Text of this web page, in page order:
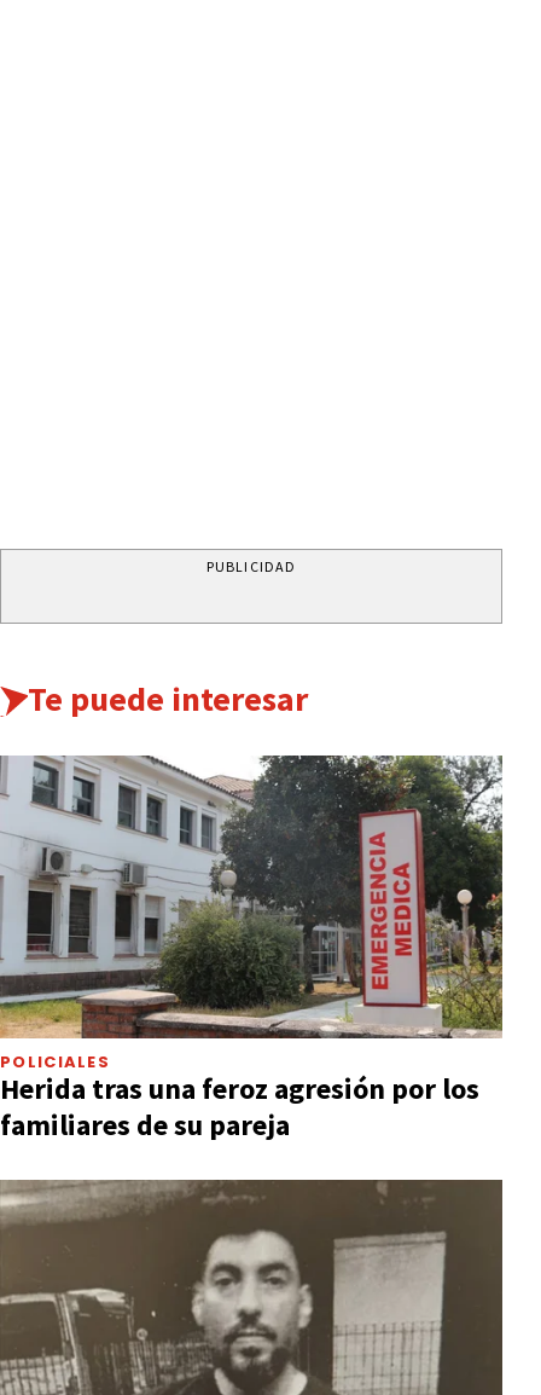
PUBLICIDAD
Te puede interesar
POLICIALES
Herida tras una feroz agresión por los
familiares de su pareja